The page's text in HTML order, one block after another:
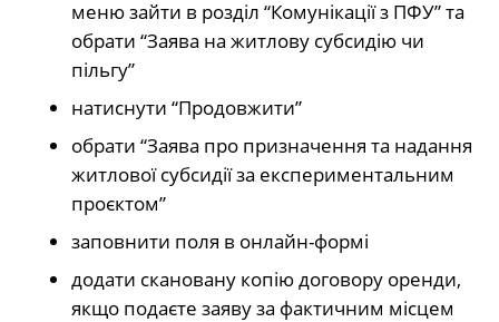
меню зайти в розділ “Комунікації з ПФУ” та
обрати “Заява на житлову субсидію чи
пільгу”
натиснути “Продовжити”
обрати “Заява про призначення та надання
житлової субсидії за експериментальним
проєктом”
заповнити поля в онлайн-формі
додати скановану копію договору оренди,
якщо подаєте заяву за фактичним місцем